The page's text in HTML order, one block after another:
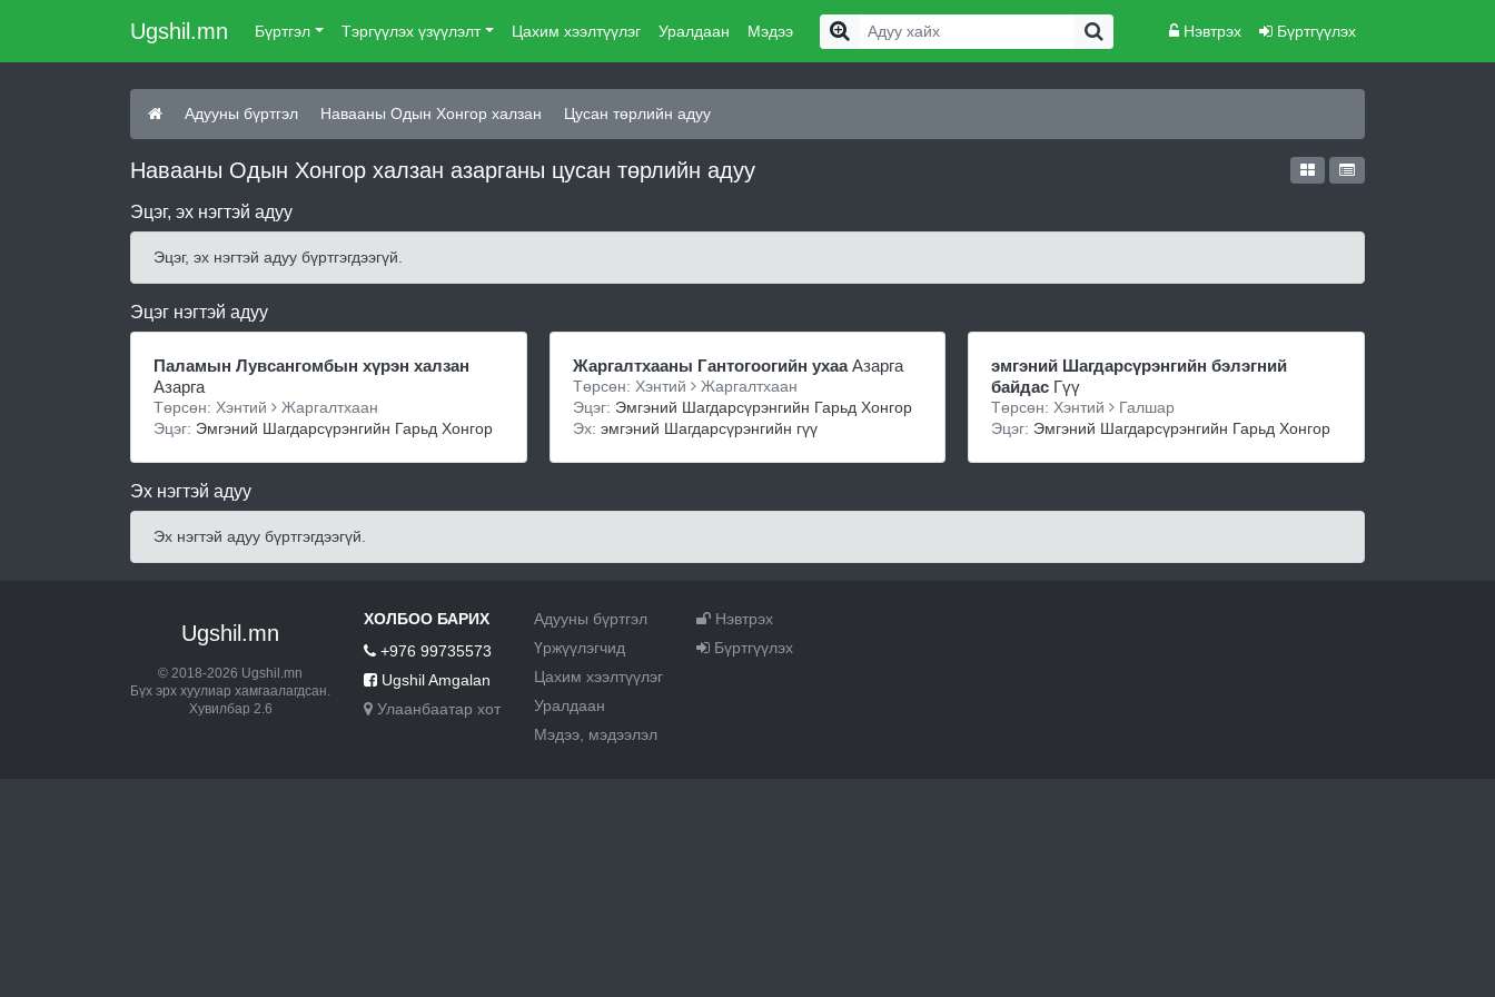
Ugshil.mn Бүртгэл Тэргүүлэх үзүүлэлт Цахим хээлтүүлэг Уралдаан Мэдээ Нэвтрэх Бүртгүүлэх
Адууны бүртгэл Навааны Одын Хонгор халзан Цусан төрлийн адуу
Навааны Одын Хонгор халзан азарганы цусан төрлийн адуу
Эцэг, эх нэгтэй адуу
Эцэг, эх нэгтэй адуу бүртгэгдээгүй.
Эцэг нэгтэй адуу
Паламын Лувсангомбын хүрэн халзан
Азарга
Төрсөн: Хэнтий
Жаргалтхаан
Эцэг: Эмгэний Шагдарсүрэнгийн Гарьд Хонгор
Жаргалтхааны Гантогоогийн ухааАзарга
Төрсөн: Хэнтий
Жаргалтхаан
Эцэг: Эмгэний Шагдарсүрэнгийн Гарьд Хонгор
Эх: эмгэний Шагдарсүрэнгийн гүү
эмгэний Шагдарсүрэнгийн бэлэгний
байдас Гүү
Төрсөн: Хэнтий
Галшар
Эцэг: Эмгэний Шагдарсүрэнгийн Гарьд Хонгор
Эх нэгтэй адуу
Эх нэгтэй адуу бүртгэгдээгүй.
Ugshil.mn
© 2018-2026 Ugshil.mn
Бүх эрх хуулиар хамгаалагдсан.
Хувилбар 2.6
ХОЛБОО БАРИХ
+976 99735573
Ugshil Amgalan
Улаанбаатар хот
Адууны бүртгэл
Үржүүлэгчид
Цахим хээлтүүлэг
Уралдаан
Мэдээ, мэдээлэл
Нэвтрэх
Бүртгүүлэх